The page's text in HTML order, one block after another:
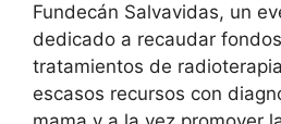
Fundecán Salvavidas, un
dedicado a recaudar
tratamientos de
escasos recursos con